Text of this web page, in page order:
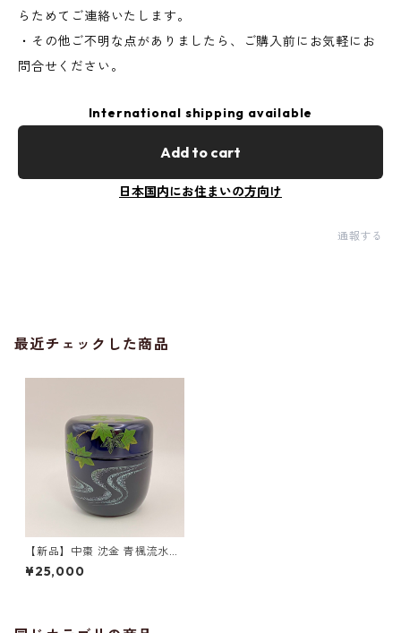
らためてご連絡いたします。
・その他ご不明な点がありましたら、ご購入前にお気軽にお
問合せください。
International shipping available
Add to cart
日本国内にお住まいの方向け
通報する
最近チェックした商品
【新品】中棗 沈金 青楓流水
西村宗幸 共箱入 薄茶器
¥25,000